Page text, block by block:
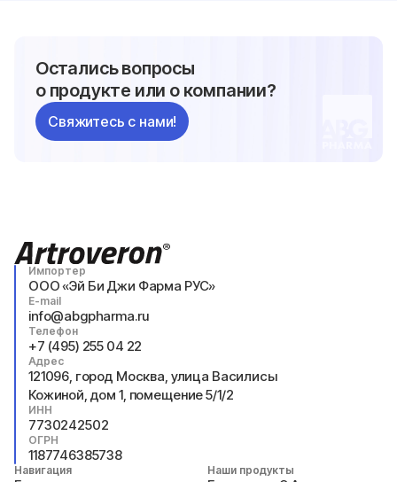
Остались вопросы
о продукте или о компании?
Свяжитесь с нами!
Импортер
ООО «Эй Би Джи Фарма РУС»
E-mail
info@abgpharma.ru
Телефон
+7 (495) 255 04 22
Адрес
121096, город Москва, улица Василисы
Кожиной, дом 1, помещение 5/1/2
ИНН
7730242502
ОГРН
1187746385738
Навигация Наши продукты